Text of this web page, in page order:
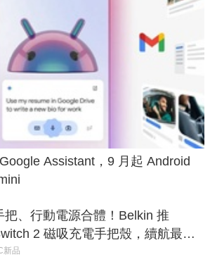
Assistant，9 月起 Android
把、行動電源合體！Belkin 推
2 磁吸充電手把殼，續航最高
長 1.5 倍
新品